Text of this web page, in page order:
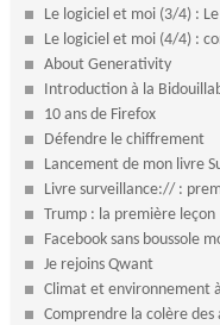
Le logiciel et moi (3/4) :
Le logiciel et moi (4/4) :
About Generativity
Introduction à la
10 ans de Firefox
Défendre le chiffrement
Lancement de mon livre
Livre surveillance:// :
Trump : la première leçon
Facebook sans boussole
Je rejoins Qwant
Climat et environnement
Comprendre la colère